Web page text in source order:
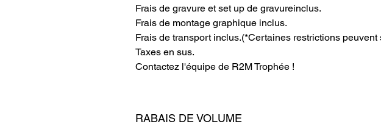
Frais de gravure et set up de gravureinclus.
Frais de montage graphique inclus.
Frais de transport inclus.(*Certaines restrictions peuvent
Taxes en sus.
Contactez l'équipe de R2M Trophée !
RABAIS DE VOLUME